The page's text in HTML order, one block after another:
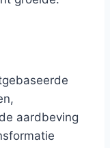
aardbeving